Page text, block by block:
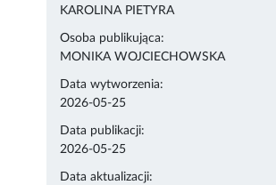
KAROLINA PIETYRA
Osoba publikująca:
MONIKA WOJCIECHOWSKA
Data wytworzenia:
2026-05-25
Data publikacji:
2026-05-25
Data aktualizacji: